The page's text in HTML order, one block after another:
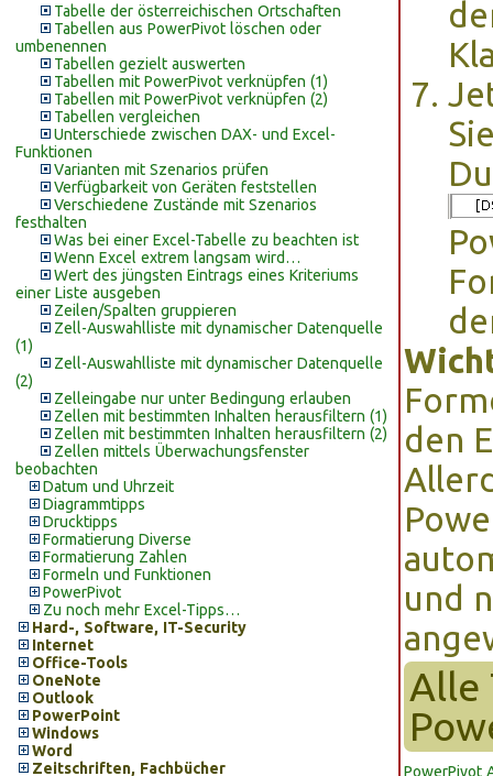
Tabelle der österreichischen Ortschaften
Tabellen aus PowerPivot löschen oder
umbenennen
Tabellen gezielt auswerten
Tabellen mit PowerPivot verknüpfen (1)
Tabellen mit PowerPivot verknüpfen (2)
Tabellen vergleichen
Unterschiede zwischen DAX- und Excel-
Funktionen
Varianten mit Szenarios prüfen
Verfügbarkeit von Geräten feststellen
Verschiedene Zustände mit Szenarios
festhalten
Was bei einer Excel-Tabelle zu beachten ist
Wenn Excel extrem langsam wird…
Wert des jüngsten Eintrags eines Kriteriums
einer Liste ausgeben
Zeilen/Spalten gruppieren
Zell-Auswahlliste mit dynamischer Datenquelle
(1)
Zell-Auswahlliste mit dynamischer Datenquelle
(2)
Zelleingabe nur unter Bedingung erlauben
Zellen mit bestimmten Inhalten herausfiltern (1)
Zellen mit bestimmten Inhalten herausfiltern (2)
Zellen mittels Überwachungsfenster
beobachten
Datum und Uhrzeit
Diagrammtipps
Drucktipps
Formatierung Diverse
Formatierung Zahlen
Formeln und Funktionen
PowerPivot
Zu noch mehr Excel-Tipps…
Hard-, Software, IT-Security
Internet
Office-Tools
OneNote
Outlook
PowerPoint
Windows
Word
Zeitschriften, Fachbücher
den
und
Alle
PowerPivot